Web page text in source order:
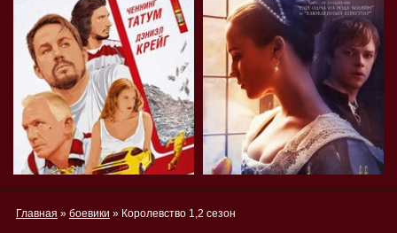
Главная » боевики » Королевство 1,2 сезон